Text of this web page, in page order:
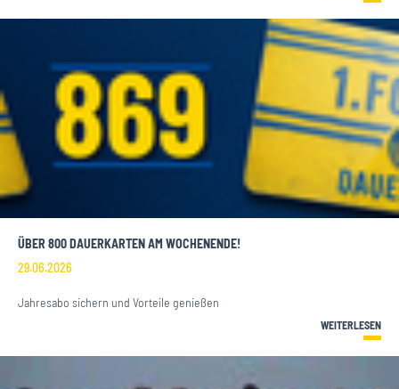
ÜBER 800 DAUERKARTEN AM WOCHENENDE!
29.06.2026
Jahresabo sichern und Vorteile genießen
WEITERLESEN